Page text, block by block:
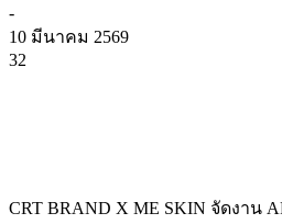
-
10 มีนาคม 2569
32
CRT BRAND X ME SKIN จัดงาน